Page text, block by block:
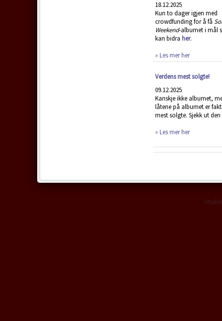
18.12.2025
Kun to dager igjen med
crowdfunding for å få
Weekend-albumet i mål
kan bidra her.
» Les mer her
Verdens mest solgte!
09.12.2025
Kanskje ikke albumet,
låtene på albumet er
mest solgte. Sjekk ut den
» Les mer her